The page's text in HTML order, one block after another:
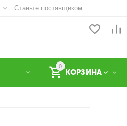
Станьте поставщиком
0
КОРЗИНА